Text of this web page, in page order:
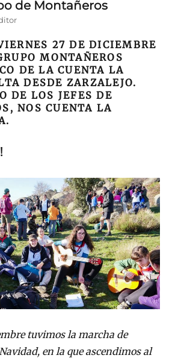
de Montañeros
27 DE DICIEMBRE
MONTAÑEROS
DE LA CUENTA LA
DESDE ZARZALEJO.
DE LOS JEFES DE
NOS CUENTA LA
tuvimos la marcha de
en la que ascendimos al